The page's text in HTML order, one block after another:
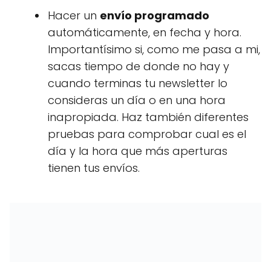
Hacer un envío programado
automáticamente, en fecha y hora.
Importantísimo si, como me pasa a mi,
sacas tiempo de donde no hay y
cuando terminas tu newsletter lo
consideras un día o en una hora
inapropiada. Haz también diferentes
pruebas para comprobar cual es el
día y la hora que más aperturas
tienen tus envíos.